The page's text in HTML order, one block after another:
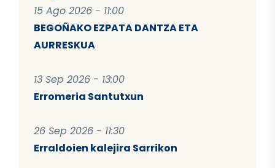
15 Ago 2026 - 11:00
BEGOÑAKO EZPATA DANTZA ETA
AURRESKUA
13 Sep 2026 - 13:00
Erromeria Santutxun
26 Sep 2026 - 11:30
Erraldoien kalejira Sarrikon